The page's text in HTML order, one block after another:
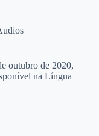
outubro de 2020,
na Língua